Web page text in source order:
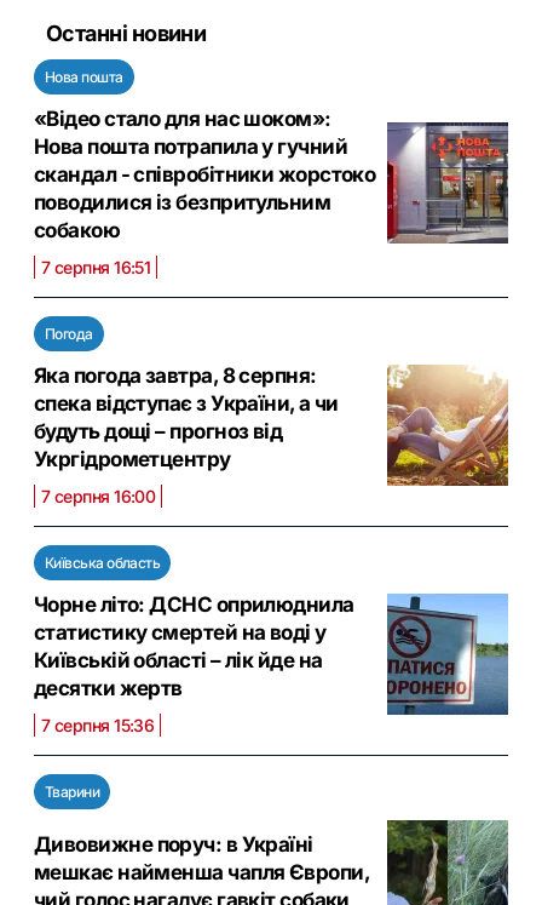
Останні новини
Нова пошта
«Відео стало для нас шоком»:
Нова пошта потрапила у гучний
скандал - співробітники жорстоко
поводилися із безпритульним
собакою
7 серпня 16:51
Погода
Яка погода завтра, 8 серпня:
спека відступає з України, а чи
будуть дощі – прогноз від
Укргідрометцентру
7 серпня 16:00
Київська область
Чорне літо: ДСНС оприлюднила
статистику смертей на воді у
Київській області – лік йде на
десятки жертв
7 серпня 15:36
Тварини
Дивовижне поруч: в Україні
мешкає найменша чапля Європи,
чий голос нагадує гавкіт собаки